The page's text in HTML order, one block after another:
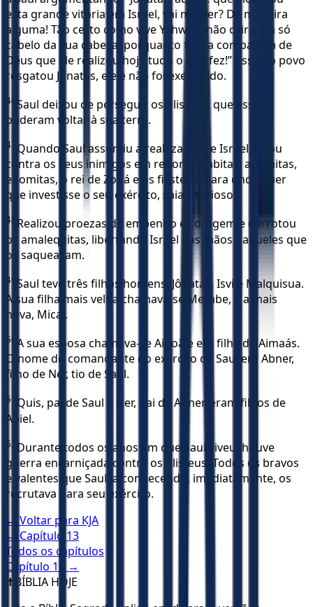
esta grande vitória em Israel, vai morrer? De maneira
alguma! Tão certo como vive Yahweh, não cairá um só
cabelo da sua cabeça, porquanto foi na companhia de
Deus que ele realizou hoje tudo o que fez!” Assim o povo
resgatou Jônatas, e ele não foi executado.
46 Saul deixou de perseguir os filisteus, que assim,
puderam voltar à sua terra.
47 Quando Saul assumiu a realeza sobre Israel, lutou
contra os seus inimigos em redor: moabitas, amonitas,
edomitas, o rei de Zobá e os filisteus. Para onde quer
que investisse o seu exército, saia vitorioso.
48 Realizou proezas de empenho e coragem e derrotou
os amalequitas, libertando Israel das mãos daqueles que
os saqueavam.
49 Saul teve três filhos homens: Jônatas, Isvi e Malquisua.
A sua filha mais velha chamava-se Merabe, e a mais
nova, Mical.
50 A sua esposa chamava-se Ainoã e era filha de Aimaás.
O nome do comandante do exército de Saul era Abner,
filho de Ner, tio de Saul.
51
Quis, pai de Saul e Ner, pai de Abner, eram filhos de
Abiel.
52 Durante todos os anos em que Saul viveu, houve
guerra encarniçada contra os filisteus. Todos os bravos
e valentes que Saul ia conhecendo, imediatamente, os
recrutava para seu exército.
← Voltar para KJA
← Capítulo 13
Todos os capítulos
Capítulo 15
→
✝️ BÍBLIA HOJE